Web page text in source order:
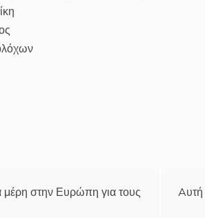
μέρη στην Ευρώπη για τους